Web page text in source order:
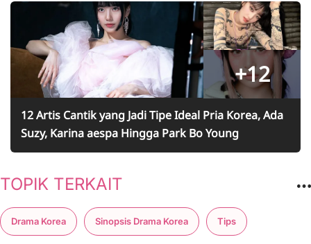
+12
12 Artis Cantik yang Jadi Tipe Ideal Pria Korea, Ada
Suzy, Karina aespa Hingga Park Bo Young
TOPIK TERKAIT
Drama Korea Sinopsis Drama Korea Tips